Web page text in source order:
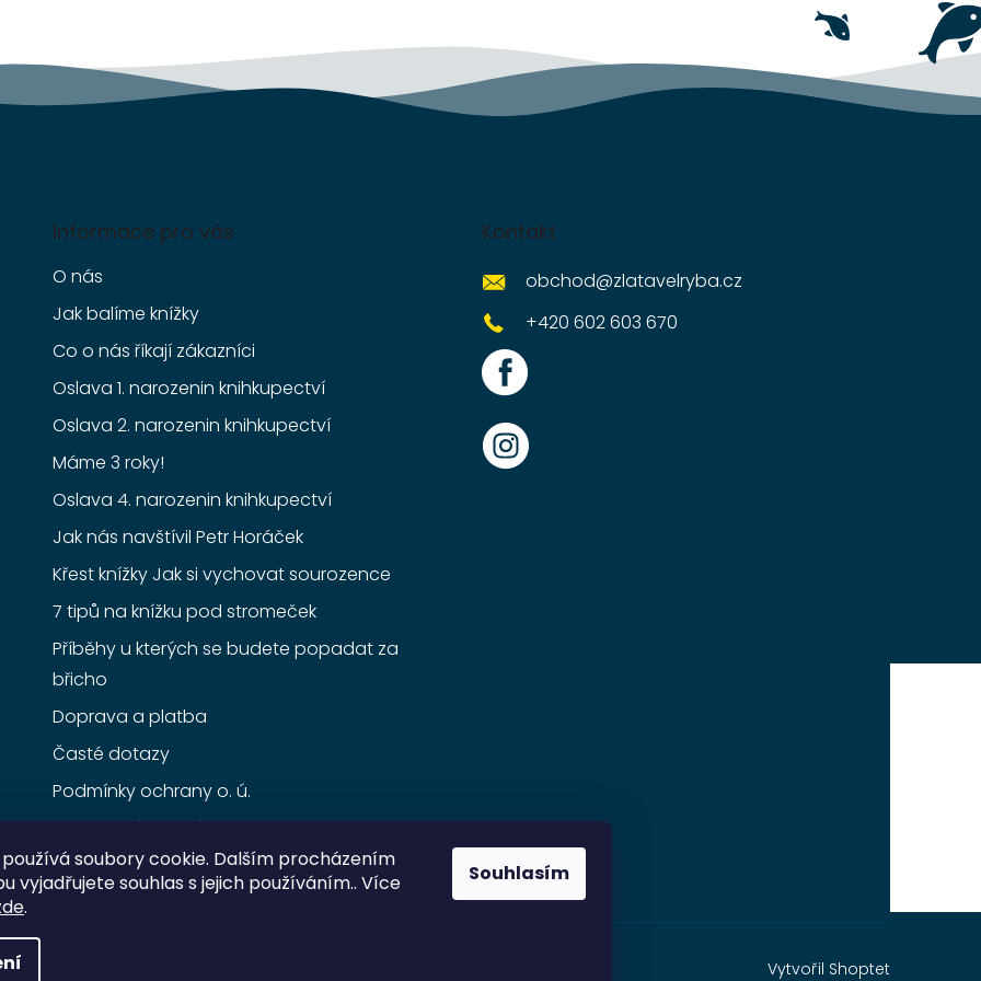
soubory cookie. Dalším procházením
vyjadřujete souhlas s jejich používáním.. Více
.
Souhlasím
y
ý
Informace pro vás
O nás
Jak balíme knížky
Co o nás říkají zákazníci
Oslava 1. narozenin knihkupectví
Oslava 2. narozenin knihkupectví
Máme 3 roky!
Oslava 4. narozenin knihkupectví
Jak nás navštívil Petr Horáček
Křest knížky Jak si vychovat sourozence
7 tipů na knížku pod stromeček
Příběhy u kterých se budete popadat za
břicho
Doprava a platba
Časté dotazy
Podmínky ochrany o. ú.
Obchodní podmínky
Kontakt
obchod@zlatavelryba.cz
+420 602 603 670
Vytvořil Shoptet